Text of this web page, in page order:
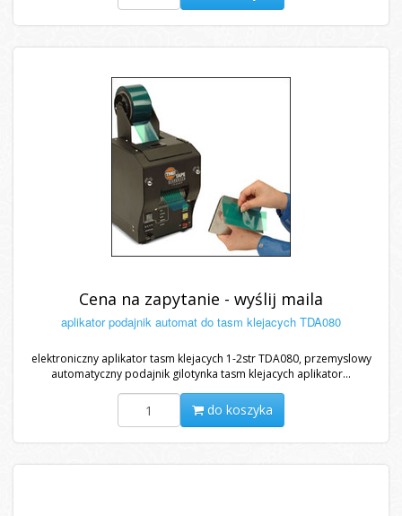
Cena na zapytanie - wyślij maila
aplikator podajnik automat do tasm klejacych TDA080
elektroniczny aplikator tasm klejacych 1-2str TDA080, przemyslowy
automatyczny podajnik gilotynka tasm klejacych aplikator...
do koszyka